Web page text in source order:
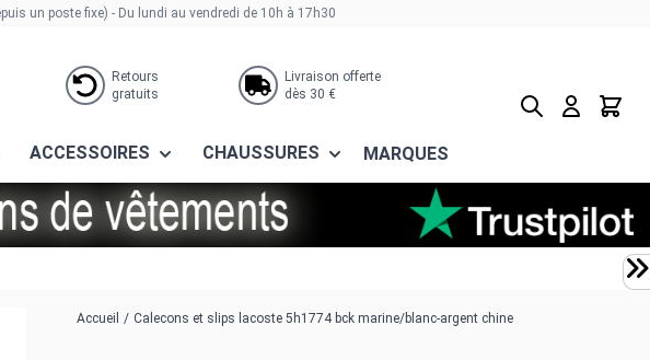
un poste fixe) - Du lundi au vendredi de 10h à 17h30
Retours
gratuits
Livraison offerte
dès 30 €
ACCESSOIRES CHAUSSURES MARQUES
Rechercher
Panier
chine
Accueil / Calecons et slips lacoste 5h1774 bck marine/blanc-argent chine